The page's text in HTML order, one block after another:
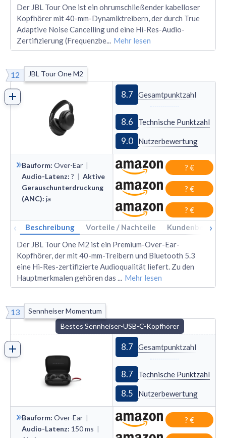
Der JBL Tour One ist ein ohrumschließender kabelloser
Kopfhörer mit 40-mm-Dynamiktreibern, der durch True
Adaptive Noise Cancelling und eine Hi-Res-Audio-
Zertifizierung (Frequenzbe... Mehr lesen
12 JBL Tour One M2
8.7 Gesamtpunktzahl
8.6 Technische Punktzahl
9.0 Nutzerbewertung
Bauform: Over-Ear |
Audio-Latenz: ? | Aktive
Gerauschunterdruckung
(ANC): ja
? €
? €
? €
‹ Beschreibung Vorteile / Nachteile ›
Der JBL Tour One M2 ist ein Premium-Over-Ear-
Kopfhörer, der mit 40-mm-Treibern und Bluetooth 5.3
eine Hi-Res-zertifizierte Audioqualität liefert. Zu den
Hauptmerkmalen gehören das ... Mehr lesen
13
Sennheiser Momentum
Bestes Sennheiser-USB-C-Kopfhörer
8.7 Gesamtpunktzahl
8.7 Technische Punktzahl
8.5 Nutzerbewertung
Bauform: Over-Ear |
Audio-Latenz: 150ms |
? €